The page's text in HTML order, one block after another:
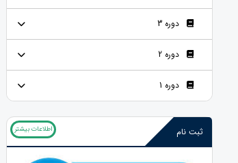
دوره 3
دوره 2
دوره 1
ثبت نام اطلاعات بیشتر